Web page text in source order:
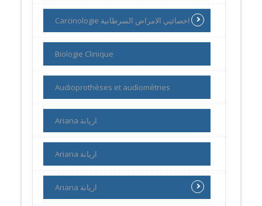
Carcinologie اخصائيي الامراض السرطانية
Biologie Clinique
Audioprothèses et audiométries
Ariana اريانة
Ariana اريانة
Ariana اريانة